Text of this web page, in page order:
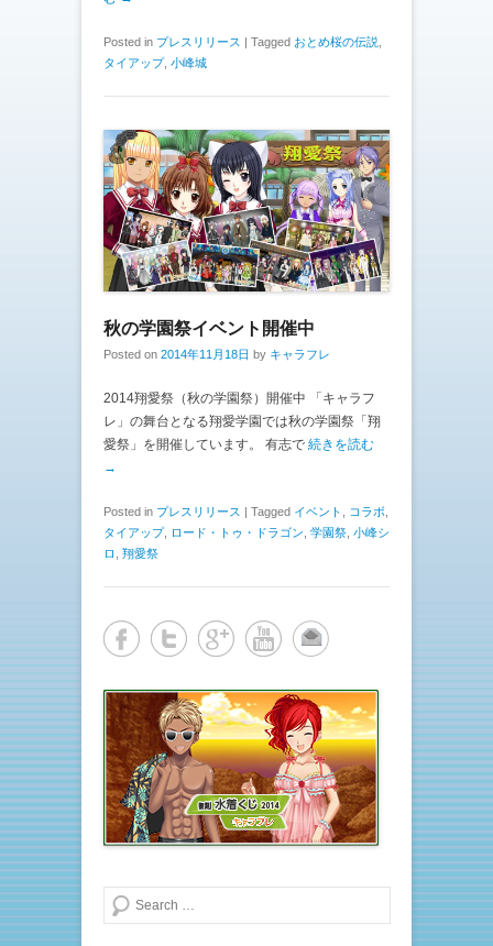
Posted in プレスリリース | Tagged おとめ桜の伝説
タイアップ, 小峰城
秋の学園祭イベント開催中
Posted on 2014年11月18日 by キャラフレ
2014翔愛祭（秋の学園祭）開催中 「キャラフ
レ」の舞台となる翔愛学園では秋の学園祭「翔
愛祭」を開催しています。 有志で 続きを読む
→
Posted in プレスリリース Tagged イベント コラボ
タイアップ, ロード・トゥ・ドラゴン 学園祭 小峰シ
ロ
翔愛祭
検索する